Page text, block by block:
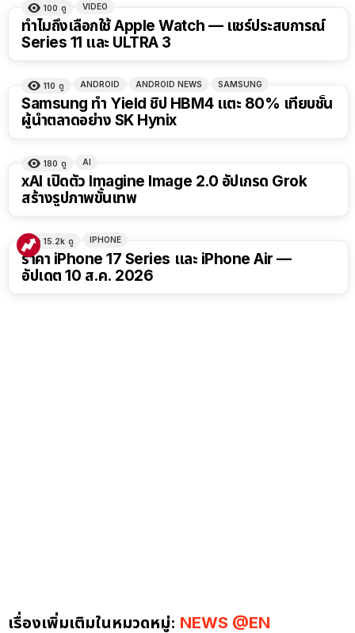
15:01
100 ดู VIDEO
ทำไมถึงเลือกใช้ Apple Watch — แชร์ประสบการณ์
Series 11 และ ULTRA 3
110 ดู ANDROID ANDROID NEWS SAMSUNG
Samsung ทำ Yield ชิป HBM4 แตะ 80% เทียบชั้น
ผู้นำตลาดอย่าง SK Hynix
180 ดู AI
xAI เปิดตัว Imagine Image 2.0 อัปเกรด Grok
สร้างรูปภาพขั้นเทพ
15.2k ดู IPHONE
ราคา iPhone 17 Series และ iPhone Air —
อัปเดต 10 ส.ค. 2026
เรื่องเพิ่มเติมในหมวดหมู่: NEWS @EN